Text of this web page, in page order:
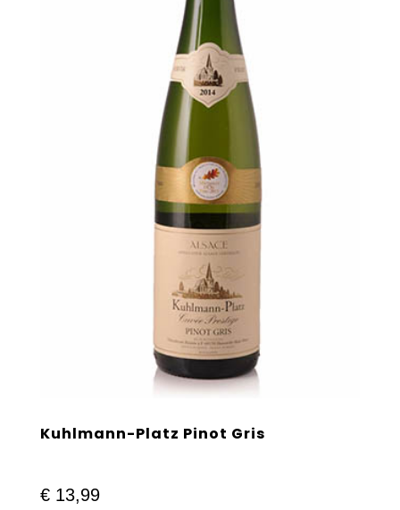
Kuhlmann-Platz Pinot Gris
€13,99